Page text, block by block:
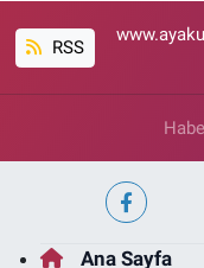
RSS
Ana Sayfa